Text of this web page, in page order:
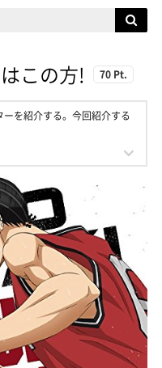
この方! 70 Pt.
を紹介する。今回紹介する